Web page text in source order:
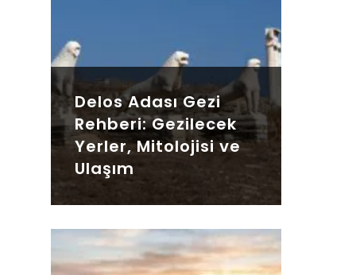
Delos Adası Gezi
Rehberi: Gezilecek
Yerler, Mitolojisi ve
Ulaşım